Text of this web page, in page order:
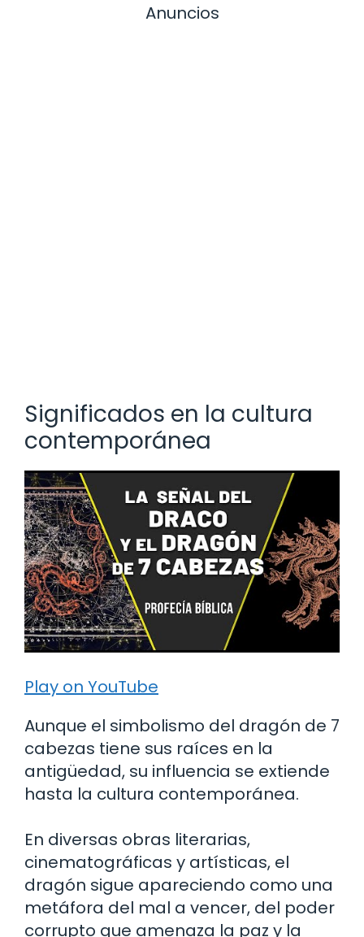
Anuncios
Significados en la cultura
contemporánea
Play on YouTube
Aunque el simbolismo del dragón de 7
cabezas tiene sus raíces en la
antigüedad, su influencia se extiende
hasta la cultura contemporánea.
En diversas obras literarias,
cinematográficas y artísticas, el
dragón sigue apareciendo como una
metáfora del mal a vencer, del poder
corrupto que amenaza la paz y la